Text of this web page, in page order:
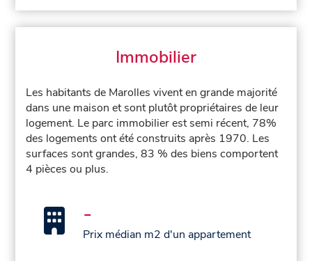
Immobilier
Les habitants de Marolles vivent en grande majorité
dans une maison et sont plutôt propriétaires de leur
logement. Le parc immobilier est semi récent, 78%
des logements ont été construits après 1970. Les
surfaces sont grandes, 83 % des biens comportent
4 pièces ou plus.
-
Prix médian m2 d'un appartement